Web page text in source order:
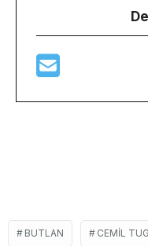
BUTLAN CEMIL